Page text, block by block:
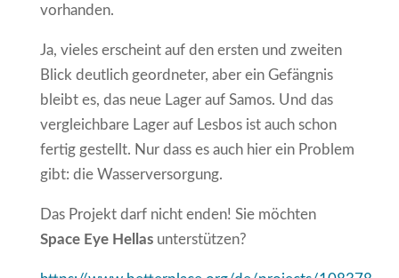
vorhanden.
Ja, vieles erscheint auf den ersten und zweiten
Blick deutlich geordneter, aber ein Gefängnis
bleibt es, das neue Lager auf Samos. Und das
vergleichbare Lager auf Lesbos ist auch schon
fertig gestellt. Nur dass es auch hier ein Problem
gibt: die Wasserversorgung.
Das Projekt darf nicht enden! Sie möchten
Space Eye Hellasunterstützen?